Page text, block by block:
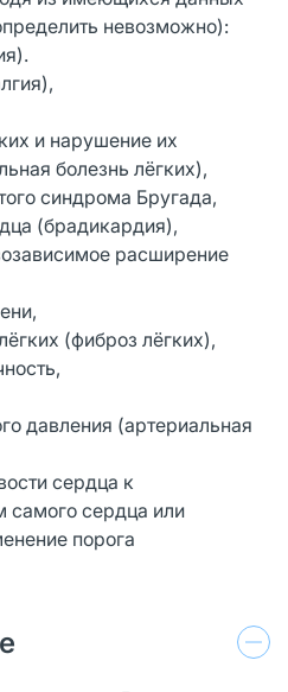
невозможно):
и нарушение их
болезнь лёгких),
синдрома Бругада,
(брадикардия),
расширение
(фиброз лёгких),
давления (артериальная
сердца к
самого сердца или
порога